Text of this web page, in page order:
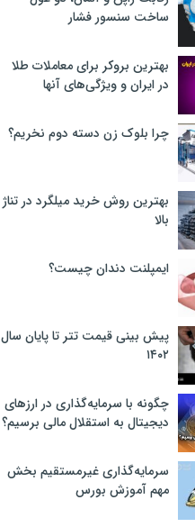
ساخت سنسور فشار
بهترین بروکر برای معاملات طلا
در ایران و ویژگی‌های آنها
چرا بلوک زن دسته دوم نخریم؟
بهترین روش خرید میلگرد در تناژ
بالا
ایمپلنت دندان چیست؟
پیش بینی قیمت تتر تا پایان سال
۱۴۰۲
چگونه با سرمایه‌گذاری در ارزهای
دیجیتال به استقلال مالی برسیم؟
سرمایه‌گذاری غیرمستقیم بخش
مهم آموزش بورس